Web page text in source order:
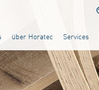
über Horatec Services